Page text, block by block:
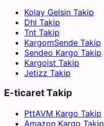
Kolay Gelsin Takip
Dhl Takip
Tnt Takip
KargomSende Takip
Sendeo Kargo Takip
Kargoist Takip
Jetizz Takip
E-ticaret Takip
PttAVM Kargo Takip
Amazon Kargo Takip